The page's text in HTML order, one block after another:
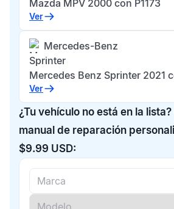
Mazda MPV 2000 con P1173
Ver
Mercedes-Benz
Sprinter
Mercedes Benz Sprinter 2021
Ver
¿Tu vehículo no está en la
manual de reparación
$9.99 USD: